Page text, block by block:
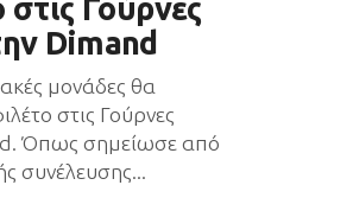
στις Γούρνες
Dimand
μονάδες θα
στις Γούρνες
Όπως σημείωσε από
συνέλευσης...